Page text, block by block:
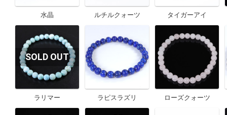
水晶 ルチルクォーツ タイガーアイ
ラリマー ラピスラズリ ローズクォーツ